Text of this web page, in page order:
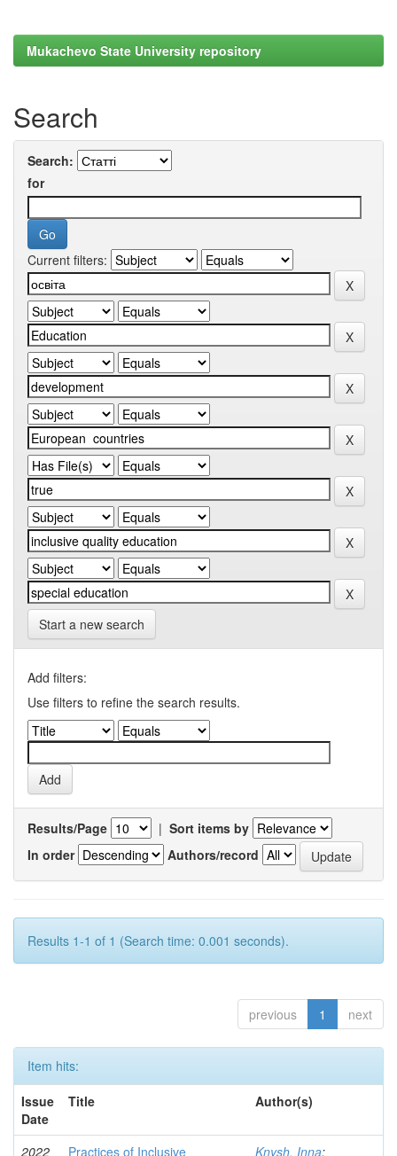
Mukachevo State University repository
Search
Search:
for
Current filters:
Start a new search
Add filters:
Use filters to refine the search results.
Results/Page | Sort items by
In order
Authors/record
Results 1-1 of 1 (Search time: 0.001 seconds).
previous 1 next
Item hits:
Issue
Date
Title Author(s)
2022
Practices of Inclusive
Knysh, Inna;